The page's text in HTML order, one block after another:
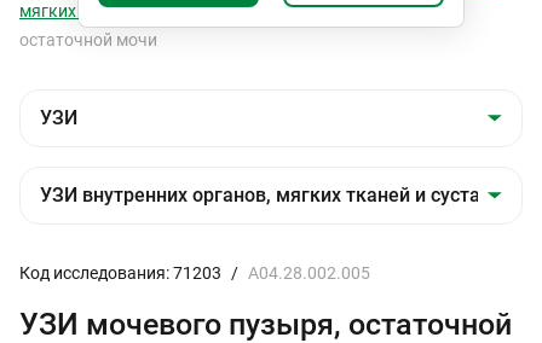
мягких тканей и суставов
УЗИ мочевого пузыря,
остаточной мочи
Код исследования: 71203 / A04.28.002.005
УЗИ мочевого пузыря, остаточной